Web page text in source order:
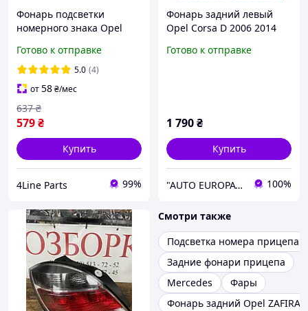
Фонарь подсветки
номерного знака Opel
1224053 9192060 9192061
Готово к отправке
5.0 (4)
от58₴/мес
579₴
637 ₴
Купить
4Line Parts 99%
Фонарь задний левый
Opel Corsa D 2006 2014
сигнал поворот без ламп
Готово к отправке
1 790₴
Купить
"AUTO EUROPA" — автозапчасти из Италии для Renault, Peugeot, Fiat, Citroën 100%
Смотри также
Подсветка номера прицепа
Задние фонари прицепа
Mercedes
Фары
Фонарь задний Opel ZAFIRA